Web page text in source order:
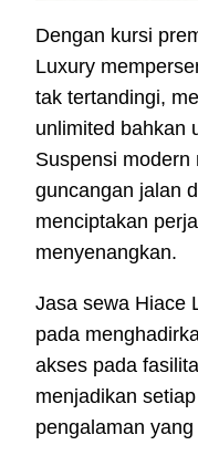
Dengan kursi
Luxury
tak tertandingi,
unlimited bahkan
Suspensi
guncangan jalan
menciptakan
menyenangkan.
Jasa sewa Hiace
pada
akses pada
menjadikan
pengalaman